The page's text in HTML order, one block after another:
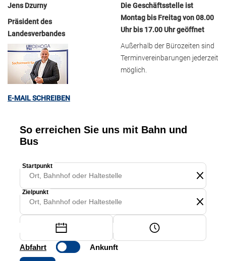
Jens Dzurny
Präsident des
Landesverbandes
E-MAIL SCHREIBEN
Die Geschäftsstelle ist
Montag bis Freitag von 08.00
Uhr bis 17.00 Uhr geöffnet
Außerhalb der Bürozeiten sind
Terminvereinbarungen jederzeit
möglich.